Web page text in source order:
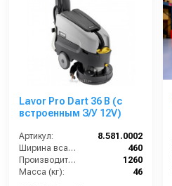
Lavor Pro Dart 36 B (с
встроенным З/У 12V)
Артикул:
8.581.0002
Ширина всасывающей балки (мм):
460
Производительность по площади (м2/ч):
1260
Масса (кг):
46